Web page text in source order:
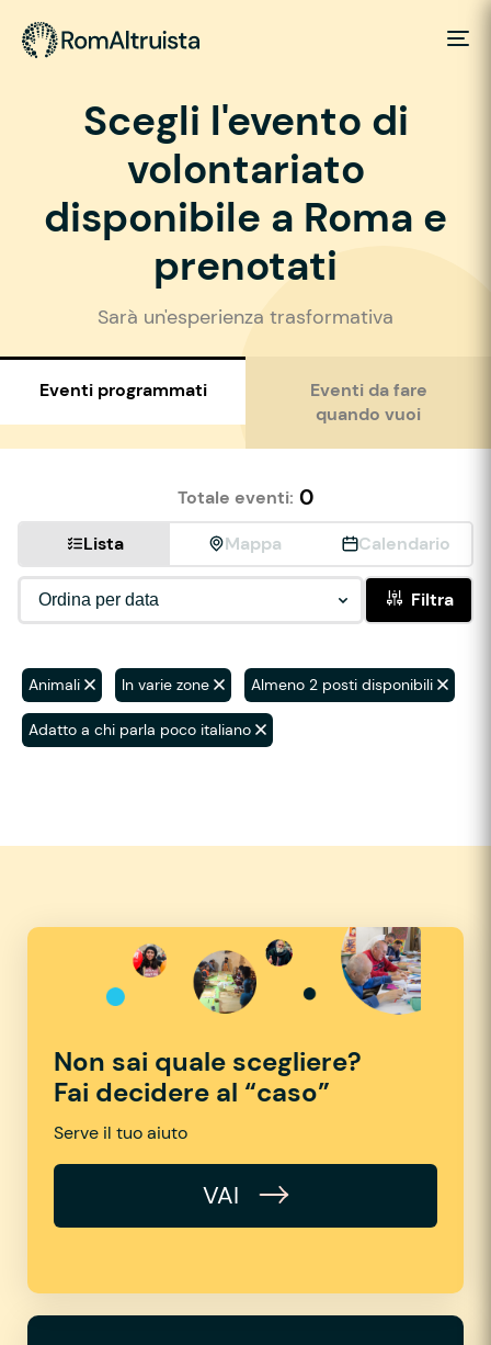
Scegli l'evento di
volontariato
disponibile a Roma e
prenotati
Sarà un'esperienza trasformativa
Eventi programmati
Eventi da fare
quando vuoi
Totale eventi: 0
Lista Mappa Calendario
Filtra
Animali In varie zone Almeno 2 posti disponibili
Adatto a chi parla poco italiano
Non sai quale scegliere?
Fai decidere al “caso”
Serve il tuo aiuto
VAI